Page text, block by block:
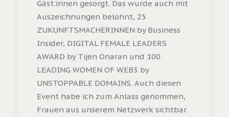
Gäst:innen gesorgt. Das wurde auch mit
Auszeichnungen belohnt, 25
ZUKUNFTSMACHERINNEN by Business
Insider, DIGITAL FEMALE LEADERS
AWARD by Tijen Onaran und 100
LEADING WOMEN OF WEB3 by
UNSTOPPABLE DOMAINS. Auch diesen
Event habe ich zum Anlass genommen,
Frauen aus unserem Netzwerk sichtbar